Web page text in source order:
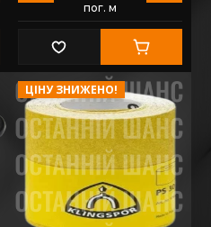
пог. м
ЦІНУ ЗНИЖЕНО!